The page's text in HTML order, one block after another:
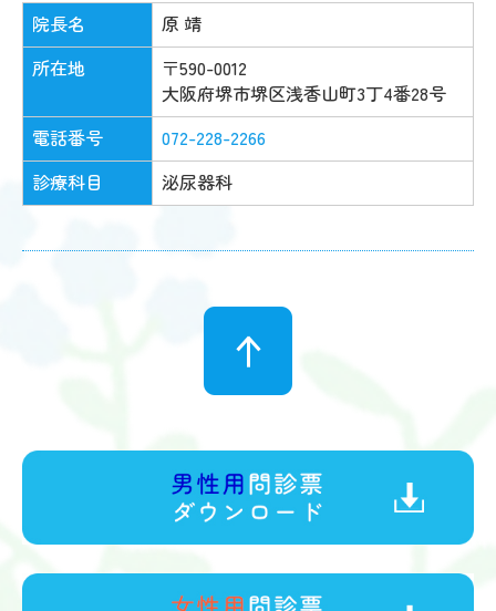
院長名
原 靖
所在地
〒590-0012
大阪府堺市堺区浅香山町3丁4番28号
電話番号
072-228-2266
診療科目
泌尿器科